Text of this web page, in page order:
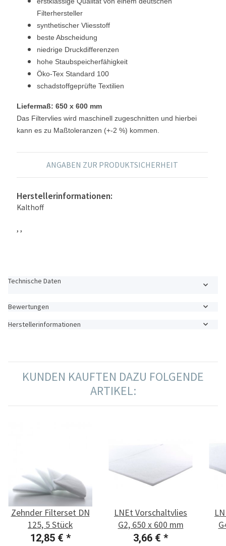
Filterhersteller
synthetischer Vliesstoff
beste Abscheidung
niedrige Druckdifferenzen
hohe Staubspeicherfähigkeit
Öko-Tex Standard 100
schadstoffgeprüfte Textilien
Liefermaß: 650 x 600 mm
Das Filtervlies wird maschinell zugeschnitten und hierbei
kann es zu Maßtoleranzen (+-2 %) kommen.
ANGABEN ZUR PRODUKTSICHERHEIT
Herstellerinformationen:
Kalthoff
, ,
Technische Daten
Bewertungen
Herstellerinformationen
KUNDEN KAUFTEN DAZU FOLGENDE
ARTIKEL:
Zehnder Filterset DN
125, 5 Stück
12,85 € *
LNEt Vorschaltvlies
G2, 650 x 600 mm
3,66 € *